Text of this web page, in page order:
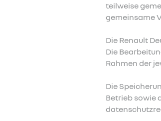
teilweise
gemeinsame
Die Renault
Die
Rahmen der
Die
Betrieb sowie